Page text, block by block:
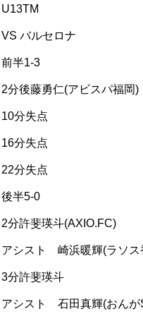
U13TM
VS バルセロナ
前半1-3
2分後藤勇仁(アビスパ福岡)
10分失点
16分失点
22分失点
後半5-0
2分許斐瑛斗(AXIO.FC)
アシスト 崎浜暖輝(ラソス
3分許斐瑛斗
アシスト 石田真輝(おんが